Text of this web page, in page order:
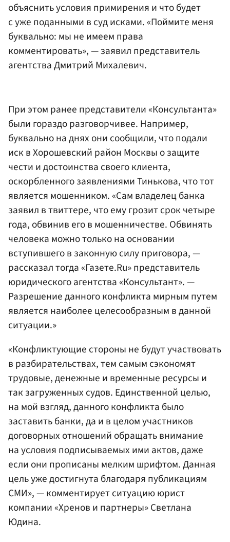
объяснить условия примирения и что будет
с уже поданными в суд исками. «Поймите меня
буквально: мы не имеем права
комментировать», — заявил представитель
агентства Дмитрий Михалевич.
При этом ранее представители «Консультанта»
были гораздо разговорчивее. Например,
буквально на днях они сообщили, что подали
иск в Хорошевский район Москвы о защите
чести и достоинства своего клиента,
оскорбленного заявлениями Тинькова, что тот
является мошенником. «Сам владелец банка
заявил в твиттере, что ему грозит срок четыре
года, обвинив его в мошенничестве. Обвинять
человека можно только на основании
вступившего в законную силу приговора, —
рассказал тогда «Газете.Ru» представитель
юридического агентства «Консультант». —
Разрешение данного конфликта мирным путем
является наиболее целесообразным в данной
ситуации.»
«Конфликтующие стороны не будут участвовать
в разбирательствах, тем самым сэкономят
трудовые, денежные и временные ресурсы и
так загруженных судов. Единственной целью,
на мой взгляд, данного конфликта было
заставить банки, да и в целом участников
договорных отношений обращать внимание
на условия подписываемых ими актов, даже
если они прописаны мелким шрифтом. Данная
цель уже достигнута благодаря публикациям
СМИ», — комментирует ситуацию юрист
компании «Хренов и партнеры» Светлана
Юдина.